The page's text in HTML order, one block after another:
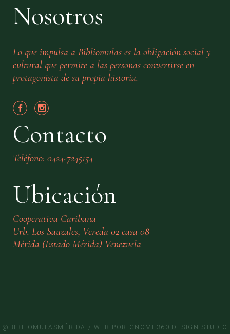
Nosotros
Lo que impulsa a Bibliomulas es la obligación social y
cultural que permite a las personas convertirse en
protagonista de su propia historia.
Contacto
Teléfono: 0424-7245154
Ubicación
Cooperativa Caribana
Urb. Los Sauzales, Vereda 02 casa 08
Mérida (Estado Mérida) Venezuela
@BIBLIOMULASMÉRIDA / WEB POR GNOME360 DESIGN STUDIO